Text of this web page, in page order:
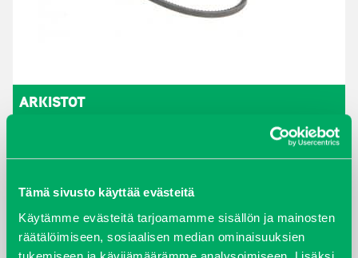
Tämä sivusto käyttää evästeitä
Käytämme evästeitä tarjoamamme sisällön ja mainosten
räätälöimiseen, sosiaalisen median ominaisuuksien
ARKISTOT
syyskuu 2023